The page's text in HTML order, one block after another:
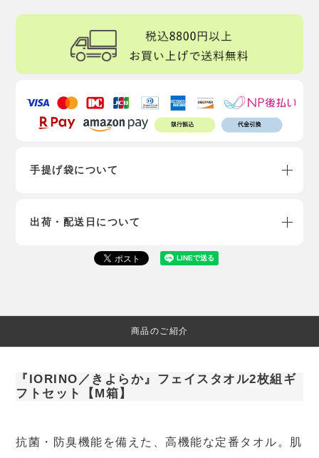
手提げ袋について
出荷・配送日について
商品のご紹介
『IORINO／きよらか』フェイスタオル2枚組ギ
フトセット【M箱】
抗菌・防臭機能を備えた、高機能な定番タオル。肌